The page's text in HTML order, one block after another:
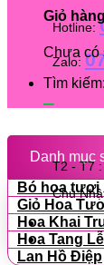
Hotline:
Zalo:
T2 - T7
Chủ
Giỏ
Chưa có
Tìm kiếm:
Danh mục
Bó hoa tươi
Giỏ Hoa
Hoa Khai
Hoa Tang Lễ
Lan Hồ Điệp